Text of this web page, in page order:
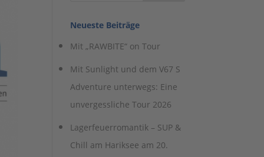
Neueste Beiträge
Mit „RAWBITE“ on Tour
Mit Sunlight und dem V67 S
Adventure unterwegs: Eine
unvergessliche Tour 2026
Lagerfeuerromantik – SUP &
Chill am Hariksee am 20.